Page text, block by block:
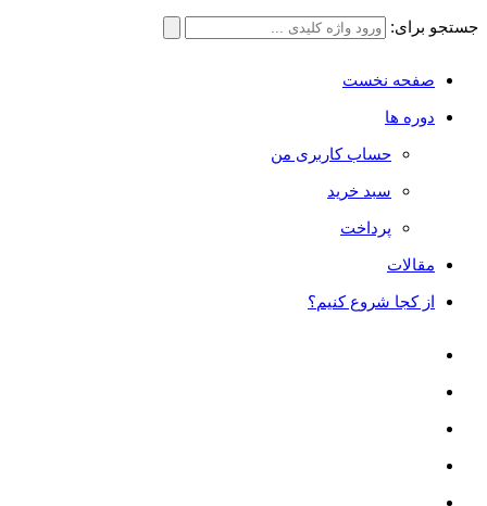
جستجو برای:
صفحه نخست
دوره ها
حساب کاربری من
سبد خرید
پرداخت
مقالات
از کجا شروع کنیم؟